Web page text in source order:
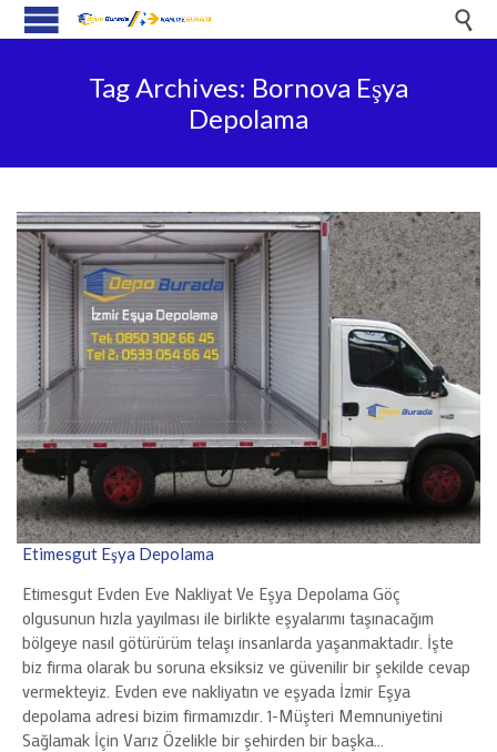

Tag Archives: Bornova Eşya
Depolama
Etimesgut Eşya Depolama
Etimesgut Evden Eve Nakliyat Ve Eşya Depolama Göç
olgusunun hızla yayılması ile birlikte eşyalarımı taşınacağım
bölgeye nasıl götürürüm telaşı insanlarda yaşanmaktadır. İşte
biz firma olarak bu soruna eksiksiz ve güvenilir bir şekilde cevap
vermekteyiz. Evden eve nakliyatın ve eşyada İzmir Eşya
depolama adresi bizim firmamızdır. 1-Müşteri Memnuniyetini
Sağlamak İçin Varız Özelikle bir şehirden bir başka…